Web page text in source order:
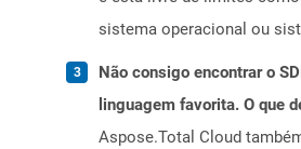
sistema operacional ou
Não consigo encontrar o
linguagem favorita. O que
Aspose.Total Cloud